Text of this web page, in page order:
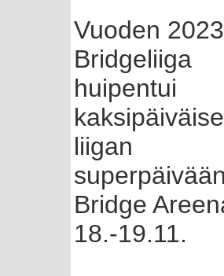
Vuoden 2023
Bridgeliiga
huipentui
liigan
superpäivään
Bridge
18.-19.11.